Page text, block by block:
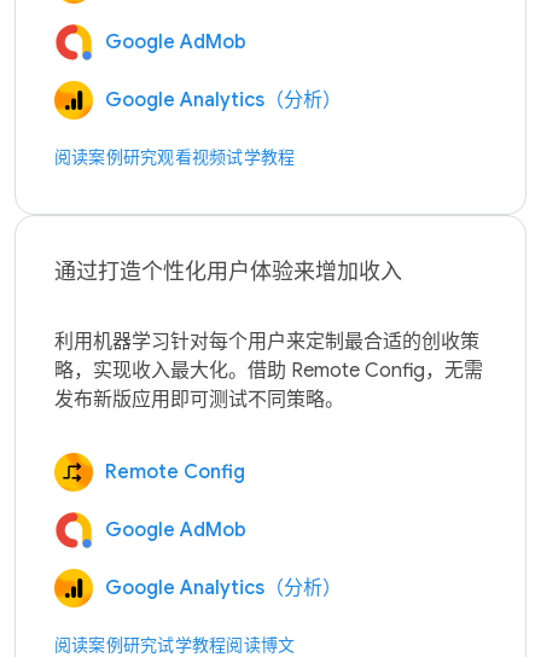
Google AdMob
Google Analytics（分析）
阅读案例研究观看视频试学教程
通过打造个性化用户体验来增加收入
利用机器学习针对每个用户来定制最合适的创收策
略，实现收入最大化。借助 Remote Config，无需
Remote Config
Google AdMob
Google Analytics（分析）
阅读案例研究试学教程阅读博文